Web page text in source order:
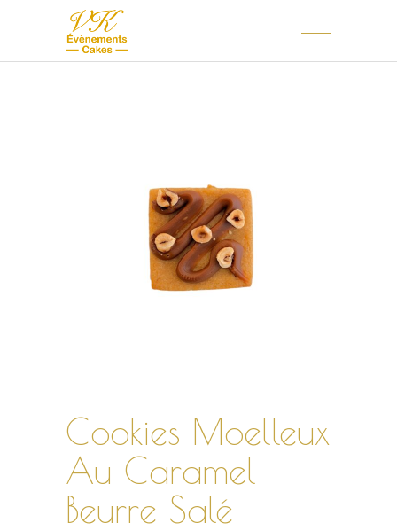
Cookies Moelleux
Au Caramel
Beurre Salé